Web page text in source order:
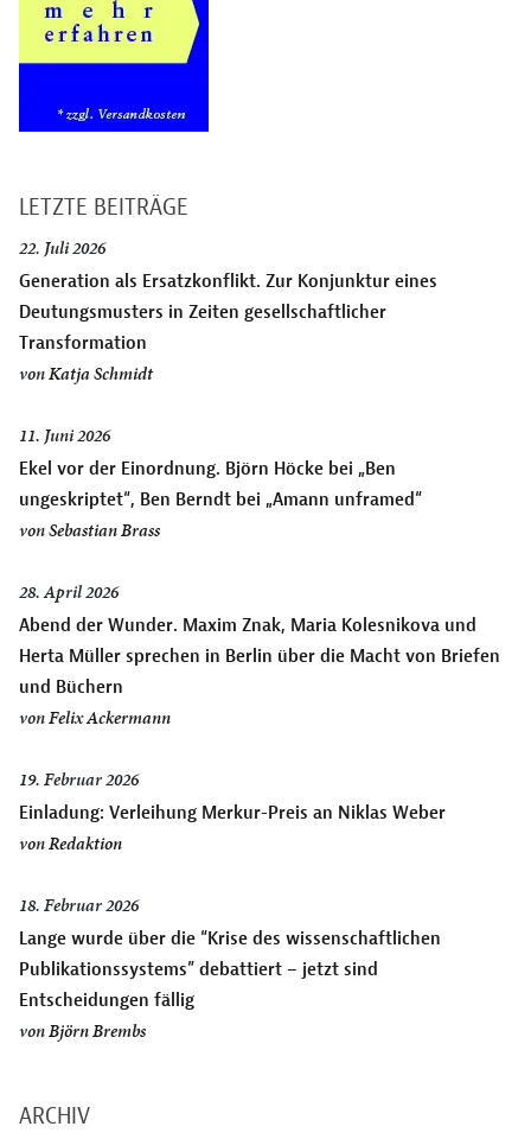
LETZTE BEITRÄGE
22. Juli 2026
Generation als Ersatzkonflikt. Zur Konjunktur eines
Deutungsmusters in Zeiten gesellschaftlicher
Transformation
vonKatja Schmidt
11. Juni 2026
Ekel vor der Einordnung. Björn Höcke bei „Ben
ungeskriptet“, Ben Berndt bei „Amann unframed“
vonSebastian Brass
28. April 2026
Abend der Wunder. Maxim Znak, Maria Kolesnikova und
Herta Müller sprechen in Berlin über die Macht von Briefen
und Büchern
vonFelix Ackermann
19. Februar 2026
Einladung: Verleihung Merkur-Preis an Niklas Weber
vonRedaktion
18. Februar 2026
Lange wurde über die “Krise des wissenschaftlichen
Publikationssystems” debattiert – jetzt sind
Entscheidungen fällig
vonBjörn Brembs
ARCHIV